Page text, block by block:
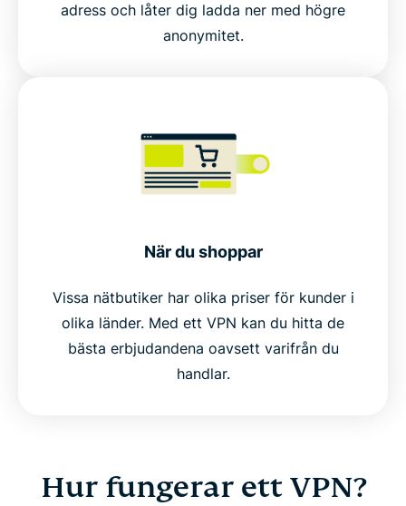
adress och låter dig ladda ner med högre
anonymitet.
När du shoppar
Vissa nätbutiker har olika priser för kunder i
olika länder. Med ett VPN kan du hitta de
bästa erbjudandena oavsett varifrån du
handlar.
Hur fungerar ett VPN?